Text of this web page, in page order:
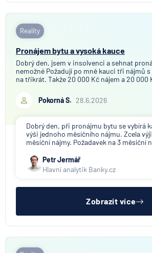
Reality
Pronájem bytu a vysoká kauce
Dobrý den, jsem v insolvenci a sehnat
nemožné Požadují po mně kauci tři nájmů
na třikrát. Takže 20 000 Kč nájem a 20 000
Pokorná S. 28.6.2026
Dobrý den, při pronájmu bytu se vybírá
výši jednoho měsíčního nájmu. Zcela
měsíční nájmy. Požadavek na 3 měsíční
Petr Jermář
Hlavní analytik Banky.cz
Zobrazit více